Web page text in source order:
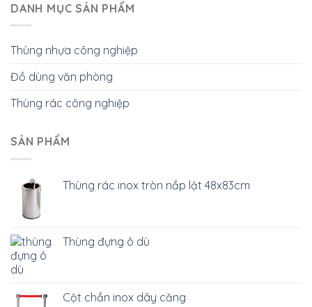
DANH MỤC SẢN PHẨM
Thùng nhựa công nghiệp
Đồ dùng văn phòng
Thùng rác công nghiệp
SẢN PHẨM
Thùng rác inox tròn nắp lật 48x83cm
Thùng đựng ô dù
Cột chắn inox dây căng